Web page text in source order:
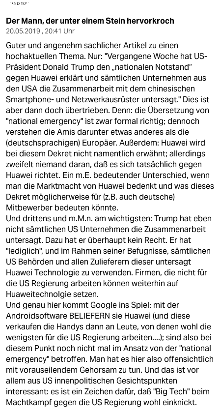
Der Mann, der unter einem Stein hervorkroch
20.05.2019 , 20:41 Uhr
Guter und angenehm sachlicher Artikel zu einen
hochaktuellen Thema. Nur: "Vergangene Woche hat US-
Präsident Donald Trump den „nationalen Notstand“
gegen Huawei erklärt und sämtlichen Unternehmen aus
den USA die Zusammenarbeit mit dem chinesischen
Smartphone- und Netzwerkausrüster untersagt." Dies ist
aber dann doch übertrieben. Denn: die Übersetzung von
"national emergency" ist zwar formal richtig; dennoch
verstehen die Amis darunter etwas anderes als die
(deutschsprachigen) Europäer. Außerdem: Huawei wird
bei diesem Dekret nicht namentlich erwähnt; allerdings
zweifelt niemand daran, daß es sich tatsächlich gegen
Huawei richtet. Ein m.E. bedeutender Unterschied, wenn
man die Marktmacht von Huawei bedenkt und was dieses
Dekret möglicherweise für (z.B. auch deutsche)
Mitbewerber bedeuten könnte.
Und drittens und m.M.n. am wichtigsten: Trump hat eben
nicht sämtlichen US Unternehmen die Zusammenarbeit
untersagt. Dazu hat er überhaupt kein Recht. Er hat
"lediglich", und im Rahmen seiner Befugnisse, sämtlichen
US Behörden und allen Zulieferern dieser untersagt
Huawei Technologie zu verwenden. Firmen, die nicht für
die US Regierung arbeiten können weiterhin auf
Huaweitechnolgie setzen.
Und genau hier kommt Google ins Spiel: mit der
Androidsoftware BELIEFERN sie Huawei (und diese
verkaufen die Handys dann an Leute, von denen wohl die
wenigsten für die US Regierung arbeiten....); sind also bei
diesem Punkt noch nicht mal im Ansatz von der "national
emergency" betroffen. Man hat es hier also offensichtlich
mit vorauseilendem Gehorsam zu tun. Und das ist vor
allem aus US innenpolitischen Gesichtspunkten
interessant: es ist ein Zeichen dafür, daß "Big Tech" beim
Machtkampf gegen die US Regierung wohl einknickt.